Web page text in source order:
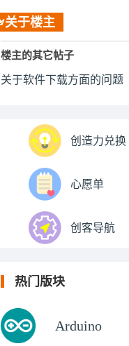
关于楼主
楼主的其它帖子
关于软件下载方面的问题
创造力兑换
心愿单
创客导航
热门版块
Arduino